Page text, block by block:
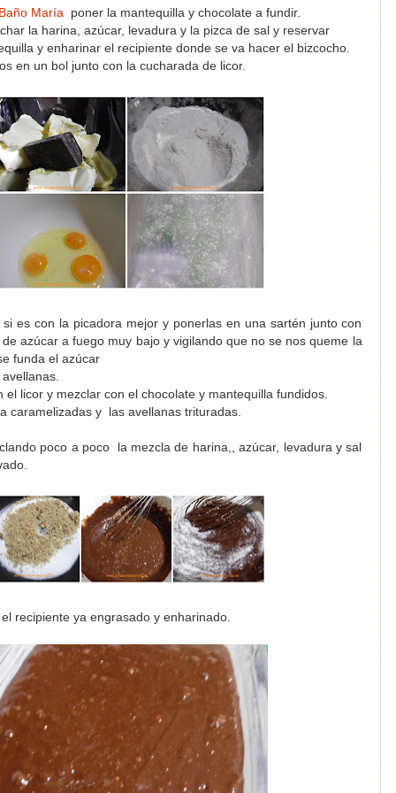
María poner la mantequilla y chocolate a fundir.
la harina, azúcar, levadura y la pizca de sal y reservar
y enharinar el recipiente donde se va hacer el bizcocho.
en un bol junto con la cucharada de licor.
es con la picadora mejor y ponerlas en una sartén junto con
azúcar a fuego muy bajo y vigilando que no se nos queme la
funda el azúcar
el licor y mezclar con el chocolate y mantequilla fundidos.
caramelizadas y las avellanas trituradas.
poco a poco la mezcla de harina,, azúcar, levadura y sal
recipiente ya engrasado y enharinado.